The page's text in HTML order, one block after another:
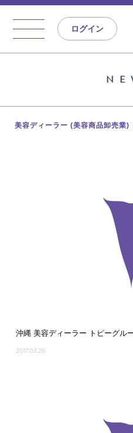
ログイン
沖縄 美容ディーラー トピーグル
2017.03.26